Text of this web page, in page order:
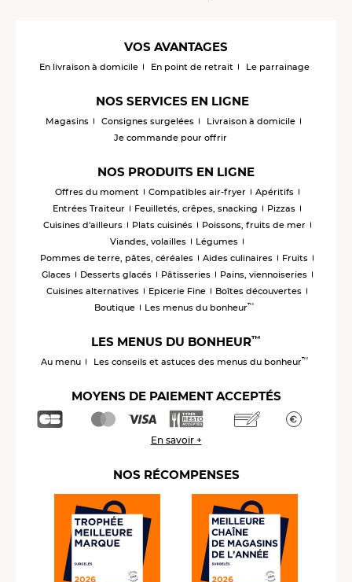
VOS AVANTAGES
En livraison à domicile En point de retrait Le parrainage
NOS SERVICES EN LIGNE
Magasins Consignes surgelées
Livraison à domicile
Je commande pour offrir
NOS PRODUITS EN LIGNE
Offres du moment Compatibles air-fryer
Apéritifs
Entrées Traiteur
Feuilletés, crêpes, snacking
Pizzas
Cuisines d'ailleurs
Plats cuisinés
Poissons, fruits de mer
Viandes, volailles
Légumes
Pommes de terre, pâtes, céréales
Aides culinaires
Fruits
Glaces
Desserts glacés Pâtisseries
Pains, viennoiseries
Cuisines alternatives
Epicerie Fine
Boîtes découvertes
Boutique
Les menus du bonheur™
LES MENUS DU BONHEUR™
Au menu Les conseils et astuces des menus du bonheur™
MOYENS DE PAIEMENT ACCEPTÉS
En savoir +
NOS RÉCOMPENSES